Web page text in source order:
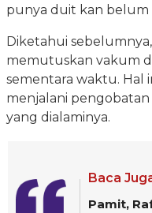
punya duit kan belum
Diketahui
memutuskan vakum
sementara waktu.
menjalani
yang dialaminya.
Baca
Pamit,